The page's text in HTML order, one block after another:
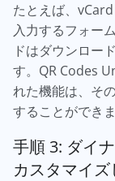
たとえば、
入力するフォー
ドはダウンロー
す。QR Codes
れた機能は、そ
することができま
手順 3: ダイ
カスタマイズ